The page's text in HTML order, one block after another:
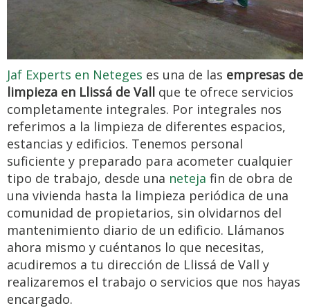
Jaf Experts en Neteges es una de las empresas de
limpieza en Llissá de Vall que te ofrece servicios
completamente integrales. Por integrales nos
referimos a la limpieza de diferentes espacios,
estancias y edificios. Tenemos personal
suficiente y preparado para acometer cualquier
tipo de trabajo, desde una neteja fin de obra de
una vivienda hasta la limpieza periódica de una
comunidad de propietarios, sin olvidarnos del
mantenimiento diario de un edificio. Llámanos
ahora mismo y cuéntanos lo que necesitas,
acudiremos a tu dirección de Llissá de Vall y
realizaremos el trabajo o servicios que nos hayas
encargado.